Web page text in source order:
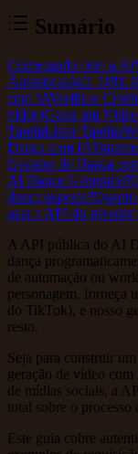
Sumário
Começando com a
Autenticação3. URL
com IAVerificar
vídeo)Gerar um
TarefaListar Tarefas
Dança com IA
Gerador de Dança
AI Dance Generator?
dança suporta?
usar a API do
A API pública do AI
dança
de automação ou
personagem, forneça
do TikTok), e nosso
resto.
Seja para construir
geração de vídeo
de mídias sociais, a
total sobre o processo
Este guia cobre